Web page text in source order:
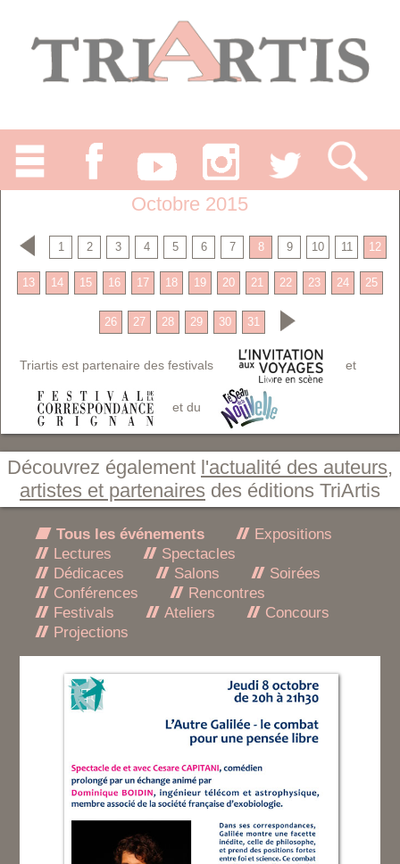
Octobre 2015
1 2 3 4 5 6 7 8 9 10 11 12
13 14 15 16 17 18 19 20 21 22 23 24 25
26 27 28 29 30 31
Triartis est partenaire des festivals et
et du
Découvrez également l'actualité des auteurs,
artistes et partenaires des éditions TriArtis
Tous les événements
Expositions
Lectures
Spectacles
Dédicaces
Salons
Soirées
Conférences
Rencontres
Festivals
Ateliers
Concours
Projections